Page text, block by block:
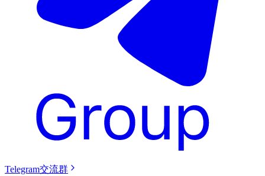
Telegram交流群